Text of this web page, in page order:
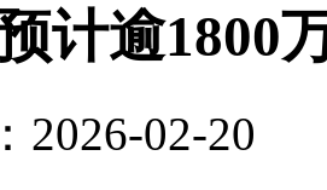
计逾1800
2026-02-20